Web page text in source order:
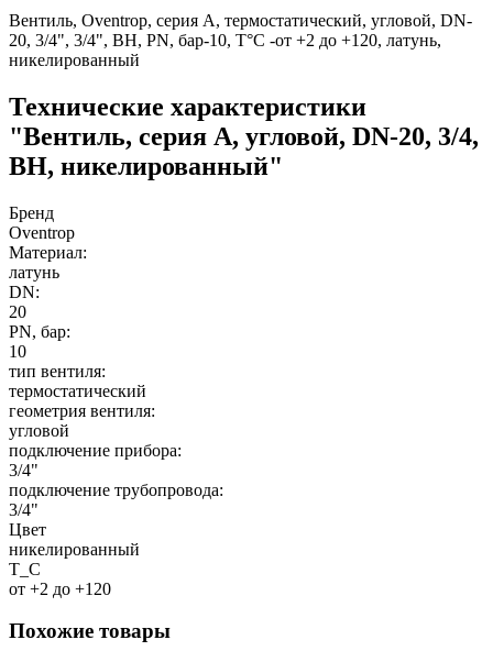
Вентиль, Oventrop, серия A, термостатический, угловой, DN-
20, 3/4", 3/4", ВН, PN, бар-10, T°C -от +2 до +120, латунь,
никелированный
Технические характеристики
"Вентиль, серия A, угловой, DN-20, 3/4,
ВН, никелированный"
Бренд
Oventrop
Материал:
латунь
DN:
20
PN, бар:
10
тип вентиля:
термостатический
геометрия вентиля:
угловой
подключение прибора:
3/4"
подключение трубопровода:
3/4"
Цвет
никелированный
T_C
от +2 до +120
Похожие товары